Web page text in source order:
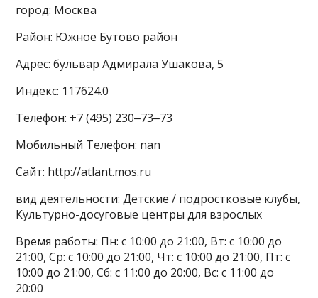
город: Москва
Район: Южное Бутово район
Адрес: бульвар Адмирала Ушакова, 5
Индекс: 117624.0
Телефон: +7 (495) 230‒73‒73
Мобильный Телефон: nan
Сайт: http://atlant.mos.ru
вид деятельности: Детские / подростковые клубы,
Культурно-досуговые центры для взрослых
Время работы: Пн: с 10:00 до 21:00, Вт: с 10:00 до
21:00, Ср: с 10:00 до 21:00, Чт: с 10:00 до 21:00, Пт: с
10:00 до 21:00, Сб: с 11:00 до 20:00, Вс: с 11:00 до
20:00